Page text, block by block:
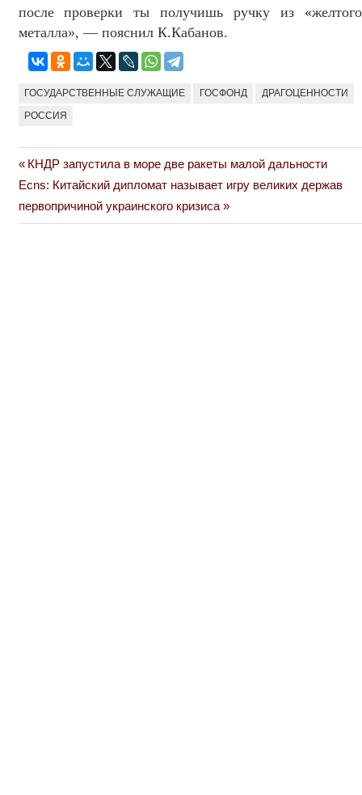
после проверки ты получишь ручку из «желтого
металла», — пояснил К.Кабанов.
ГОСУДАРСТВЕННЫЕ СЛУЖАЩИЕ ГОСФОНД ДРАГОЦЕННОСТИ
РОССИЯ
Навигация
по
Previous
Post:
КНДР запустила в море две ракеты малой дальности
Next
Post:
Ecns: Китайский дипломат называет игру великих держав
первопричиной украинского кризиса